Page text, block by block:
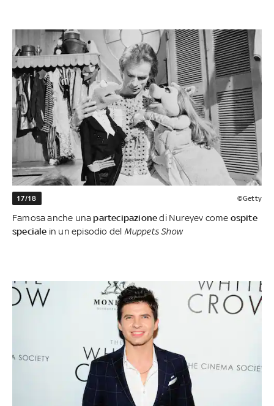
17/18 ©Getty
Famosa anche una partecipazionedi Nureyev come ospite
speciale in un episodio del Muppets Show